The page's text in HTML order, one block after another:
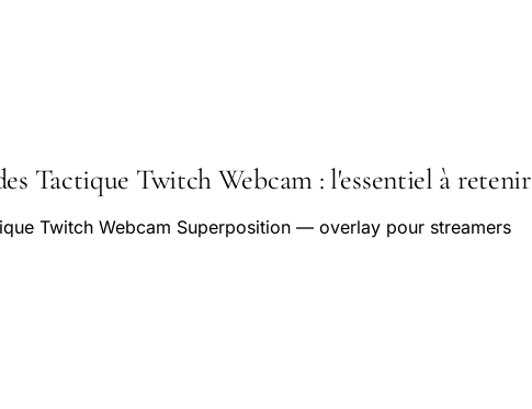
Tactique Twitch Webcam : l'essentiel à retenir
Twitch Webcam Superposition — overlay pour streamers